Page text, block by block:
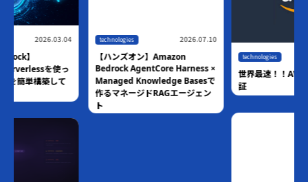
technologies 2026.07.10
【ハンズオン】Amazon
Bedrock AgentCore Harness ×
Managed Knowledge Basesで
作るマネージドRAGエージェン
ト
technologies 2026.06.18
世界最速！！AWS Blocks技術検
証